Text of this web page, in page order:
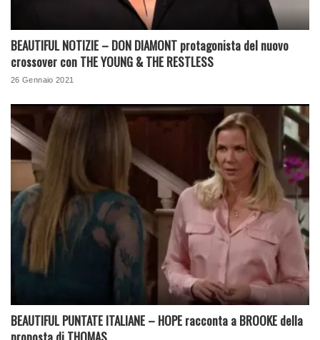
BEAUTIFUL NOTIZIE – DON DIAMONT protagonista del nuovo
crossover con THE YOUNG & THE RESTLESS
26 Gennaio 2021
BEAUTIFUL PUNTATE ITALIANE – HOPE racconta a BROOKE della